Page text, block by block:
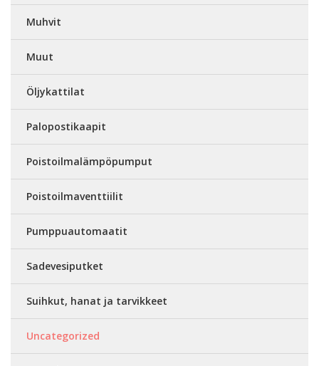
Muhvit
Muut
Öljykattilat
Palopostikaapit
Poistoilmalämpöpumput
Poistoilmaventtiilit
Pumppuautomaatit
Sadevesiputket
Suihkut, hanat ja tarvikkeet
Uncategorized